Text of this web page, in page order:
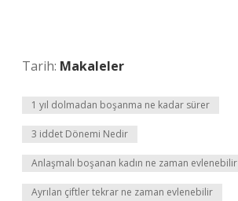
Tarih: Makaleler
1 yıl dolmadan boşanma ne kadar sürer
3 iddet Dönemi Nedir
Anlaşmalı boşanan kadın ne zaman evlenebilir
Ayrılan çiftler tekrar ne zaman evlenebilir